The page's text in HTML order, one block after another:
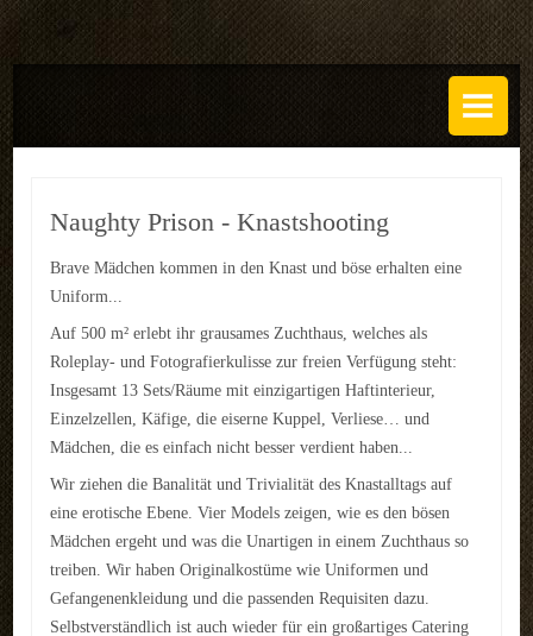
History
GALERIEN
TECHNIK
EVENTS
REFERENZEN
LINKS
Naughty Prison - Knastshooting
Brave Mädchen kommen in den Knast und böse erhalten eine
Uniform...
Auf 500 m² erlebt ihr grausames Zuchthaus, welches als
Roleplay- und Fotografierkulisse zur freien Verfügung steht:
Insgesamt 13 Sets/Räume mit einzigartigen Haftinterieur,
Einzelzellen, Käfige, die eiserne Kuppel, Verliese… und
Mädchen, die es einfach nicht besser verdient haben...
Wir ziehen die Banalität und Trivialität des Knastalltags auf
eine erotische Ebene. Vier Models zeigen, wie es den bösen
Mädchen ergeht und was die Unartigen in einem Zuchthaus so
treiben. Wir haben Originalkostüme wie Uniformen und
Gefangenenkleidung und die passenden Requisiten dazu.
Selbstverständlich ist auch wieder für ein großartiges Catering